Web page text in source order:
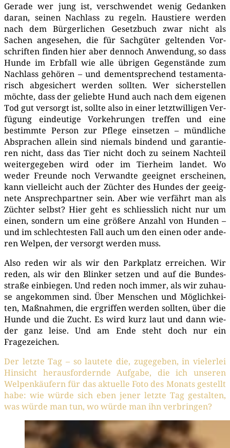
Gera­de wer jung ist, ver­schwen­det wenig Gedan­ken
dar­an, sei­nen Nach­lass zu regeln. Haus­tie­re wer­den
nach dem Bür­ger­li­chen Gesetz­buch zwar nicht als
Sachen ange­se­hen, die für Sach­gü­ter gel­ten­den Vor­
schrif­ten fin­den hier aber den­noch Anwen­dung, so dass
Hun­de im Erb­fall wie alle übri­gen Gegen­stän­de zum
Nach­lass gehö­ren – und dem­entspre­chend tes­ta­men­ta­
risch abge­si­chert wer­den soll­ten. Wer sicher­stel­len
möch­te, dass der gelieb­te Hund auch nach dem eige­nen
Tod gut ver­sorgt ist, soll­te also in einer letzt­wil­li­gen Ver­
fü­gung ein­deu­ti­ge Vor­keh­run­gen tref­fen und eine
bestimm­te Per­son zur Pfle­ge ein­set­zen – münd­li­che
Abspra­chen allein sind nie­mals bin­dend und garan­tie­
ren nicht, dass das Tier nicht doch zu sei­nem Nach­teil
wei­ter­ge­ge­ben wird oder im Tier­heim lan­det. Wo
weder Freun­de noch Ver­wand­te geeig­net erschei­nen,
kann viel­leicht auch der Züch­ter des Hun­des der geeig­
ne­te Ansprech­part­ner sein. Aber wie ver­fährt man als
Züch­ter selbst? Hier geht es schliess­lich nicht nur um
einen, son­dern um eine grö­ße­re Anzahl von Hun­den –
und im schlech­tes­ten Fall auch um den einen oder ande­
ren Wel­pen, der ver­sorgt wer­den muss.
Also reden wir als wir den Park­platz errei­chen. Wir
reden, als wir den Blin­ker set­zen und auf die Bun­des­
stra­ße ein­bie­gen. Und reden noch immer, als wir zuhau­
se ange­kom­men sind. Über Men­schen und Mög­lich­kei­
ten, Maß­nah­men, die ergrif­fen wer­den soll­ten, über die
Hun­de und die Zucht. Es wird kurz laut und dann wie­
der ganz lei­se. Und am Ende steht doch nur ein
Fragezeichen.
Der letz­te Tag – so lau­te­te die, zuge­ge­ben, in vie­ler­lei
Hin­sicht her­aus­for­dern­de Auf­ga­be, die ich unse­ren
Wel­pen­käu­fern für das aktu­el­le Foto des Monats gestellt
habe: wie wür­de sich eben jener letz­te Tag gestal­ten,
was wür­de man tun, wo wür­de man ihn verbringen?